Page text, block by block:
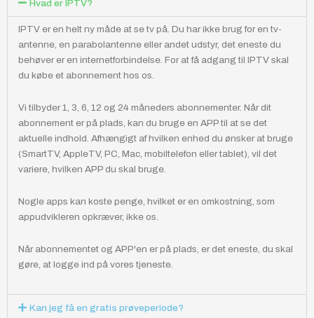
Hvad er IPTV?
IPTV er en helt ny måde at se tv på. Du har ikke brug for en tv-
antenne, en parabolantenne eller andet udstyr, det eneste du
behøver er en internetforbindelse. For at få adgang til IPTV skal
du købe et abonnement hos os.
Vi tilbyder 1, 3, 6, 12 og 24 måneders abonnementer. Når dit
abonnement er på plads, kan du bruge en APP til at se det
aktuelle indhold. Afhængigt af hvilken enhed du ønsker at bruge
(SmartTV, AppleTV, PC, Mac, mobiltelefon eller tablet), vil det
variere, hvilken APP du skal bruge.
Nogle apps kan koste penge, hvilket er en omkostning, som
appudvikleren opkræver, ikke os.
Når abonnementet og APP'en er på plads, er det eneste, du skal
gøre, at logge ind på vores tjeneste.
Kan jeg få en gratis prøveperiode?